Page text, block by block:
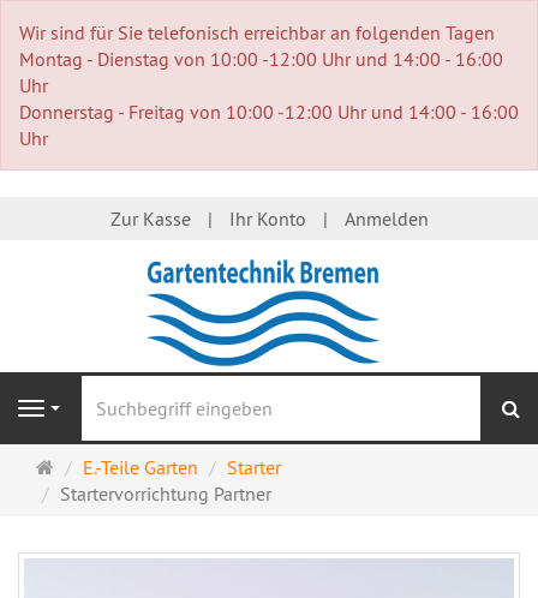
Wir sind für Sie telefonisch erreichbar an folgenden Tagen
Montag - Dienstag von 10:00 -12:00 Uhr und 14:00 - 16:00
Uhr
Donnerstag - Freitag von 10:00 -12:00 Uhr und 14:00 - 16:00
Uhr
Zur Kasse Ihr Konto Anmelden
Navigation
Startseite
E.-Teile Garten
Starter
Startervorrichtung Partner